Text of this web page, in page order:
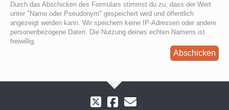
Durch das Abschicken des Formulars stimmst du zu, dass der Wert
unter "Name oder Pseudonym" gespeichert wird und öffentlich
angezeigt werden kann. Wir speichern keine IP-Adressen oder andere
personenbezogene Daten. Die Nutzung deines echten Namens ist
freiwillig.
Abschicken